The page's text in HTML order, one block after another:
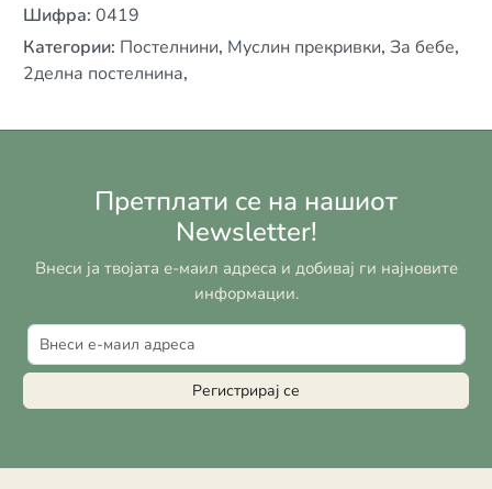
Шифра: 0419
Категории: Постелнини, Муслин прекривки, За бебе,
2делна постелнина,
Претплати се на нашиот
Newsletter!
Внеси ја твојата е-маил адреса и добивај ги најновите
информации.
Регистрирај се